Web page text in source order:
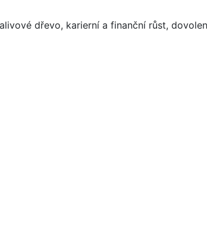
dřevo, karierní a finanční růst,